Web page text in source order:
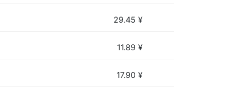
29.45 ¥
11.89 ¥
17.90 ¥